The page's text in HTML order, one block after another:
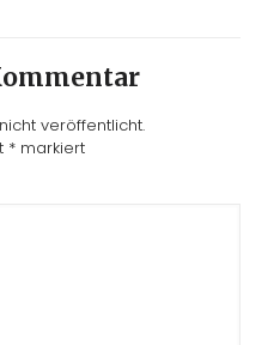
veröffentlicht.
* markiert